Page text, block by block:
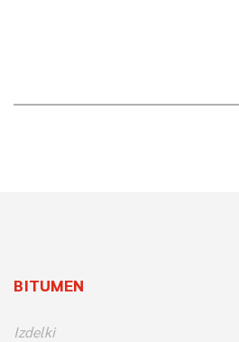
BITUMEN
Izdelki